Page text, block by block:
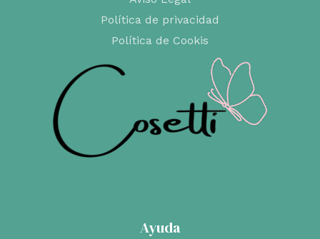
Política de privacidad
Política de Cookis
Ayuda